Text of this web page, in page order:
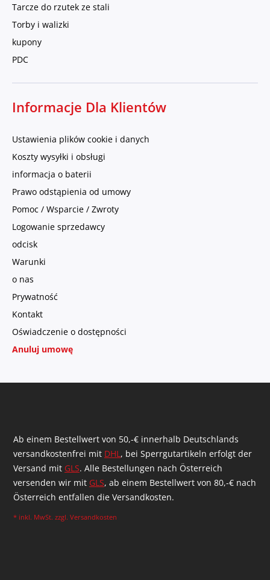
Tarcze do rzutek ze stali
Torby i walizki
kupony
PDC
Informacje Dla Klientów
Ustawienia plików cookie i danych
Koszty wysyłki i obsługi
informacja o baterii
Prawo odstąpienia od umowy
Pomoc / Wsparcie / Zwroty
Logowanie sprzedawcy
odcisk
Warunki
o nas
Prywatność
Kontakt
Oświadczenie o dostępności
Anuluj umowę
Ab einem Bestellwert von 50,-€ innerhalb Deutschlands
versandkostenfrei mit DHL, bei Sperrgutartikeln erfolgt der
Versand mit GLS. Alle Bestellungen nach Österreich
versenden wir mit GLS, ab einem Bestellwert von 80,-€ nach
Österreich entfallen die Versandkosten.
* inkl. MwSt. zzgl. Versandkosten